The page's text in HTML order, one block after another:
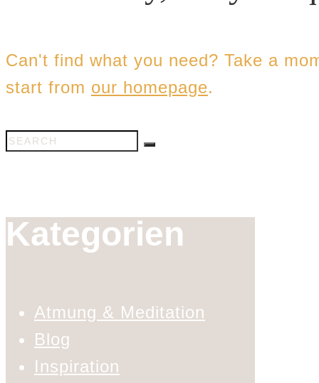
Can't find what you need? Take a
start from our homepage.
Kategorien
Atmung & Meditation
Blog
Inspiration